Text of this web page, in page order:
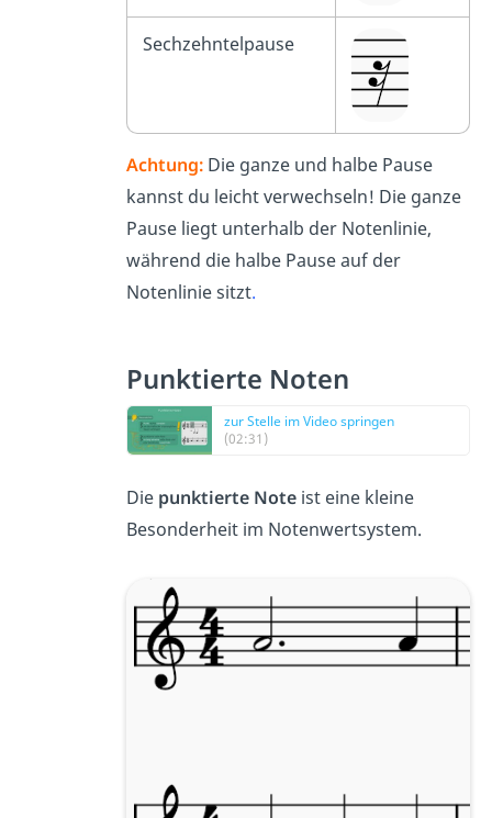
Sechzehntelpause
Achtung: Die ganze und halbe Pause
kannst du leicht verwechseln! Die ganze
Pause liegt unterhalb der Notenlinie,
während die halbe Pause auf der
Notenlinie sitzt.
Punktierte Noten
zur Stelle im Video springen
(02:31)
Die punktierte Note ist eine kleine
Besonderheit im Notenwertsystem.